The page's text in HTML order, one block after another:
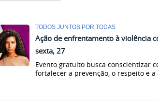
TODOS JUNTOS POR TODAS
Ação de enfrentamento à violência
sexta, 27
Evento gratuito busca conscientizar
fortalecer a prevenção, o respeito e